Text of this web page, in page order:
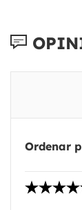
Ordenar